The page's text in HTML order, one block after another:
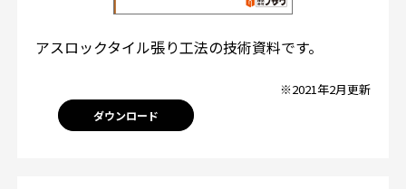
アスロックタイル張り工法の技術資料です。
※2021年2月更新
ダウンロード